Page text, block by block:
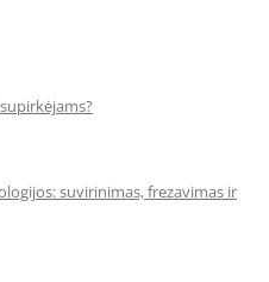
suvirinimas, frezavimas ir